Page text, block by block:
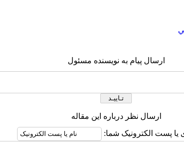
ارسال پیام به نویسنده مسئول
ارسال نظر درباره این مقاله
یا پست الکترونیک شما: